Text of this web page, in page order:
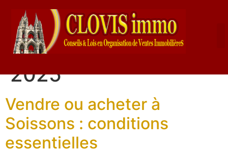
Jour :6 décembre
2025
Vendre ou acheter à
Soissons : conditions
essentielles